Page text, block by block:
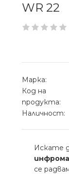
WR 22
Марка:
Код на
продукта:
Наличност:
Искате
се